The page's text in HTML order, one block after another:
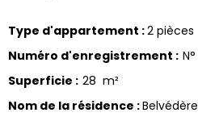
Type d'appartement :2 pièces
Numéro d'enregistrement : N°
Superficie : 28 m²
Nom de la résidence :Belvédère